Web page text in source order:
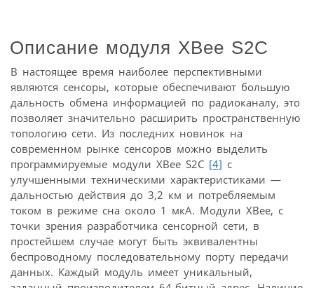
Описание модуля XBee S2C
В настоящее время наиболее перспективными
являются сенсоры, которые обеспечивают большую
дальность обмена информацией по радиоканалу, это
позволяет значительно расширить пространственную
топологию сети. Из последних новинок на
современном рынке сенсоров можно выделить
программируемые модули XBee S2C [4] с
улучшенными техническими характеристиками —
дальностью действия до 3,2 км и потребляемым
током в режиме сна около 1 мкА. Модули XBee, с
точки зрения разработчика сенсорной сети, в
простейшем случае могут быть эквивалентны
беспроводному последовательному порту передачи
данных. Каждый модуль имеет уникальный,